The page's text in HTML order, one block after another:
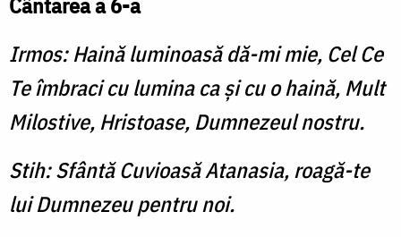
Cântarea a 6-a
Irmos: Haină luminoasă dă-mi mie, Cel Ce
Te îmbraci cu lu­mina ca şi cu o haină, Mult
Milostive, Hristoase, Dumnezeul nostru.
Stih: Sfântă Cuvioasă Atanasia, roagă-te
lui Dumnezeu pentru noi.